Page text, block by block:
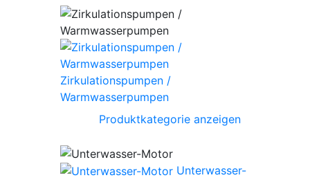
Zirkulationspumpen /
Warmwasserpumpen
Produktkategorie anzeigen
Unterwasser-